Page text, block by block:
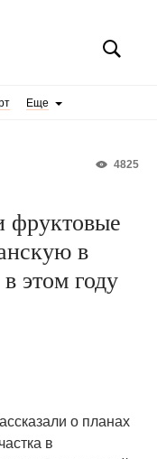
Еще
4825
фруктовые
в
этом году
о планах
в